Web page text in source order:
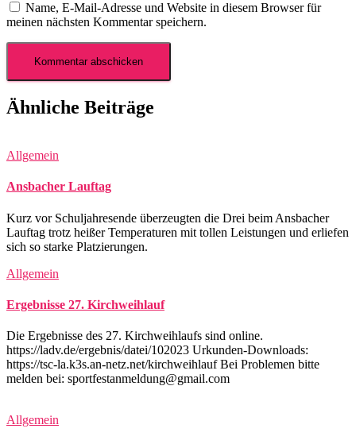
Name, E-Mail-Adresse und Website in diesem Browser für
meinen nächsten Kommentar speichern.
Ähnliche Beiträge
Allgemein
Ansbacher Lauftag
Kurz vor Schuljahresende überzeugten die Drei beim Ansbacher
Lauftag trotz heißer Temperaturen mit tollen Leistungen und erliefen
sich so starke Platzierungen.
Allgemein
Ergebnisse 27. Kirchweihlauf
Die Ergebnisse des 27. Kirchweihlaufs sind online.
https://ladv.de/ergebnis/datei/102023 Urkunden-Downloads:
https://tsc-la.k3s.an-netz.net/kirchweihlauf Bei Problemen bitte
melden bei: sportfestanmeldung@gmail.com
Allgemein